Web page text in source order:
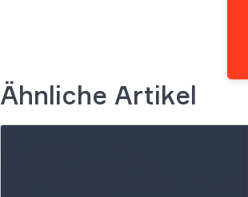
Ähnliche Artikel